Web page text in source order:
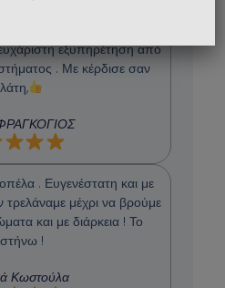
εξυπηρέτηση από
. Με κέρδισε σαν
. Ευγενέστατη και με
μέχρι να βρούμε
και με διάρκεια ! Το
!
Κωστούλα